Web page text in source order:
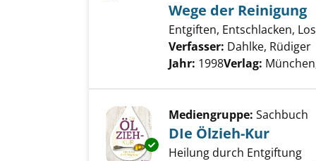
Wege der Reinigung
Entgiften, Entschlacken,
Verfasser: Dahlke, Rüdiger
Jahr: 1998Verlag:
Exemplar-Details von DIe
Mediengruppe: Sachbuch
DIe Ölzieh-Kur
Heilung durch Entgiftung